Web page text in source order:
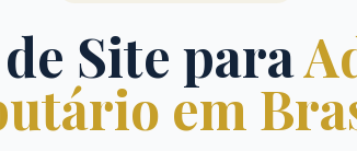
Site para
em